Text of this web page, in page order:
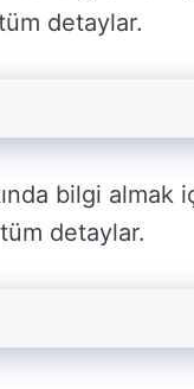
detaylar.
bilgi almak
detaylar.